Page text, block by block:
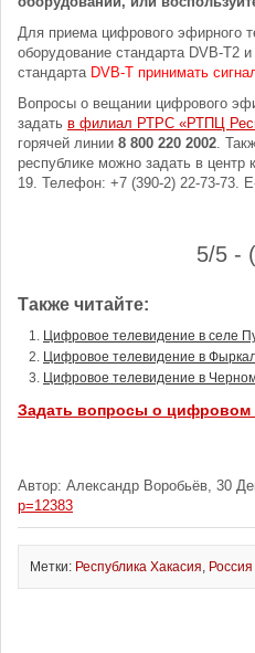
Для приема цифрового эфирного
оборудование стандарта DVB-T2
стандарта DVB-T принимать
Вопросы о вещании цифрового
задать в филиал РТРС «РТПЦ
горячей линии 8 800 220 2002.
республике можно задать в центр
19. Телефон: +7 (390-2) 22-73-73.
5/5 -
Также читайте:
Цифровое телевидение в селе
Цифровое телевидение в
Цифровое телевидение в
Задать вопросы о цифровом
Автор: Александр Воробьёв, 30
p=12383
Метки: Республика Хакасия, Россия